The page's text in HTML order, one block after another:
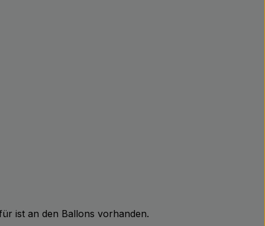
ist an den Ballons vorhanden.